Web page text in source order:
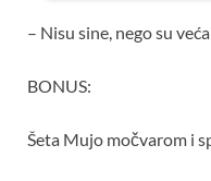
– Nisu sine, nego su
BONUS:
Šeta Mujo močvarom i